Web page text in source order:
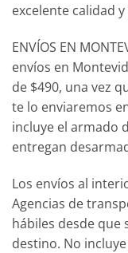
excelente calidad
ENVÍOS EN
envíos en
de $490, una vez
te lo enviaremos
incluye el armado
entregan
Los envíos al
Agencias de
hábiles desde que
destino. No